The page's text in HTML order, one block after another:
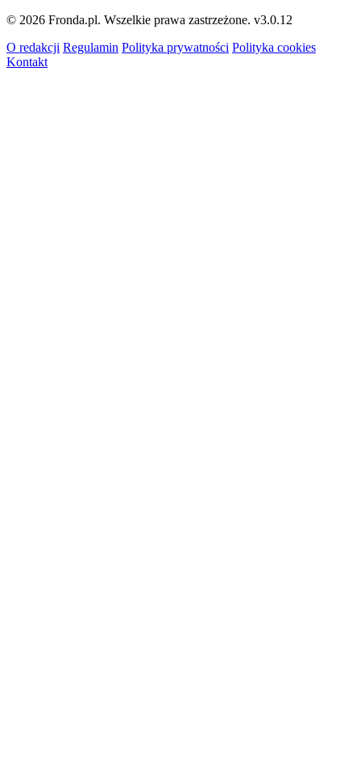
© 2026 Fronda.pl. Wszelkie prawa zastrzeżone. v3.0.12
O redakcji Regulamin Polityka prywatności Polityka cookies
Kontakt